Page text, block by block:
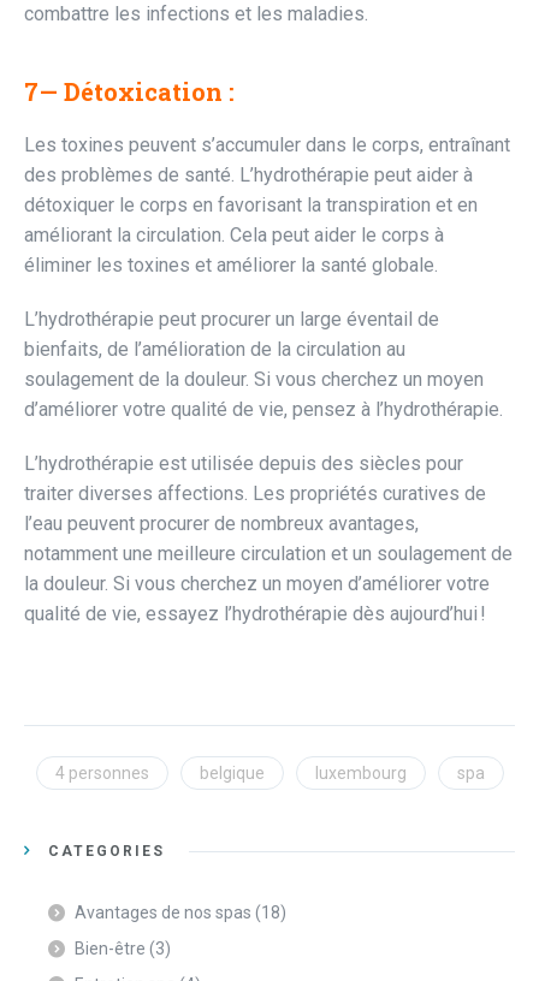
combattre les infections et les maladies.
7— Détoxication :
Les toxines peuvent s’accumuler dans le corps, entraînant
des problèmes de santé. L’hydrothérapie peut aider à
détoxiquer le corps en favorisant la transpiration et en
améliorant la circulation. Cela peut aider le corps à
éliminer les toxines et améliorer la santé globale.
L’hydrothérapie peut procurer un large éventail de
bienfaits, de l’amélioration de la circulation au
soulagement de la douleur. Si vous cherchez un moyen
d’améliorer votre qualité de vie, pensez à l’hydrothérapie.
L’hydrothérapie est utilisée depuis des siècles pour
traiter diverses affections. Les propriétés curatives de
l’eau peuvent procurer de nombreux avantages,
notamment une meilleure circulation et un soulagement de
la douleur. Si vous cherchez un moyen d’améliorer votre
qualité de vie, essayez l’hydrothérapie dès aujourd’hui !
4 personnes belgique luxembourg spa
CATEGORIES
Avantages de nos spas (18)
Bien-être (3)